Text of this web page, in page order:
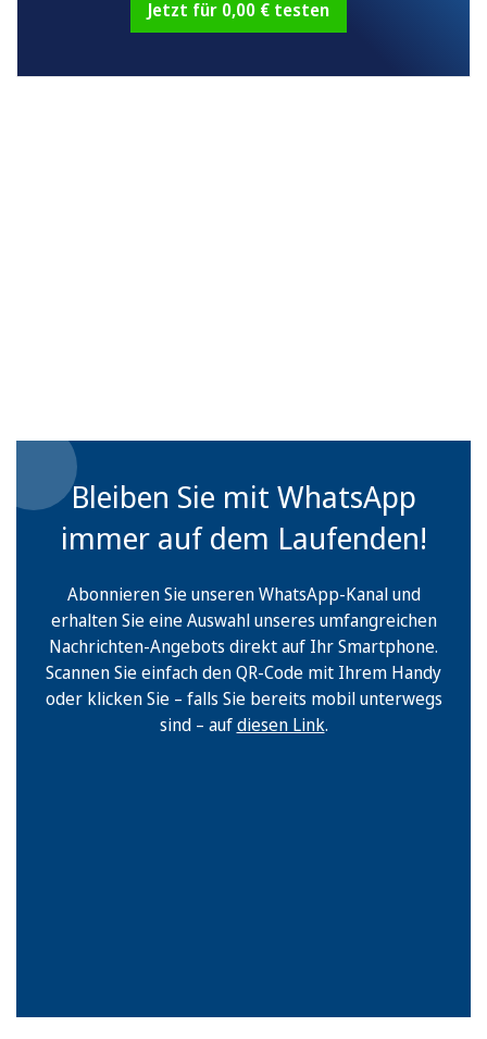
Jetzt für 0,00 € testen
Bleiben Sie mit WhatsApp
immer auf dem Laufenden!
Abonnieren Sie unseren WhatsApp-Kanal und
erhalten Sie eine Auswahl unseres umfangreichen
Nachrichten-Angebots direkt auf Ihr Smartphone.
Scannen Sie einfach den QR-Code mit Ihrem Handy
oder klicken Sie – falls Sie bereits mobil unterwegs
sind – aufdiesen Link.